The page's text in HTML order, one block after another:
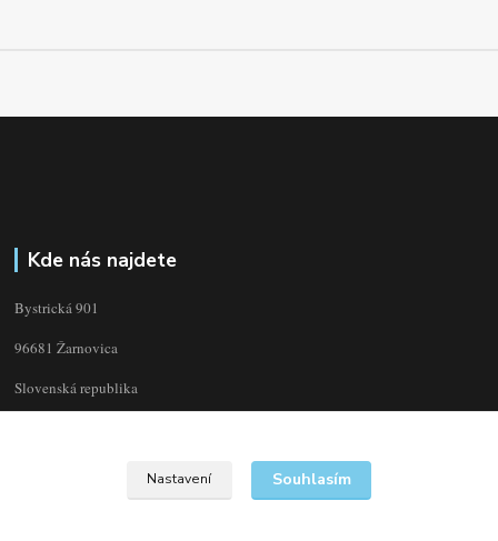
Kde nás najdete
Bystrická 901
96681 Žarnovica
Slovenská republika
Nastavení Souhlasím